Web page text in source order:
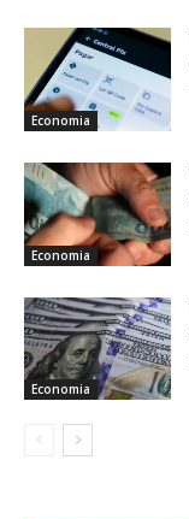
Economia
Economia
Economia